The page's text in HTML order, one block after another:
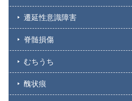
遷延性意識障害
脊髄損傷
むちうち
醜状痕